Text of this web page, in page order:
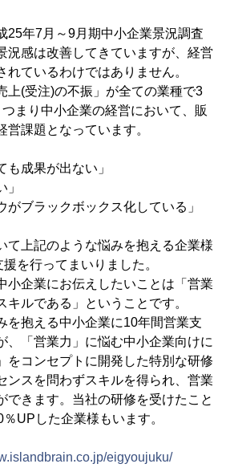
25年7月～9月期中小企業景況調査
況感は改善してきていますが、経営
れているわけではありません。
上(受注)の不振」が全ての業種で3
まり中小企業の経営において、販
営課題となっています。
も成果が出ない」
」
がブラックボックス化している」
て上記のような悩みを抱える企業様
を行ってまいりました。
小企業にお伝えしたいことは「営業
キルである」ということです。
を抱える中小企業に10年間営業支
、「営業力」に悩む中小企業向けに
をコンセプトに開発した特別な研修
ンスを問わずスキルを得られ、営業
できます。当社の研修を受けたこと
UPした企業様もいます。
eigyoujuku/